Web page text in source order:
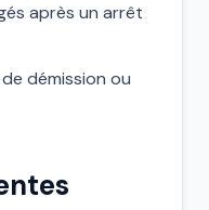
après un arrêt
démission ou